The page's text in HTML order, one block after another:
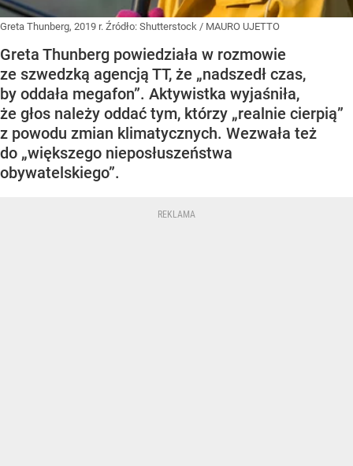
Greta Thunberg, 2019 r. Źródło: Shutterstock / MAURO UJETTO
Greta Thunberg powiedziała w rozmowie
ze szwedzką agencją TT, że „nadszedł czas,
by oddała megafon”. Aktywistka wyjaśniła,
że głos należy oddać tym, którzy „realnie cierpią”
z powodu zmian klimatycznych. Wezwała też
do „większego nieposłuszeństwa
obywatelskiego”.